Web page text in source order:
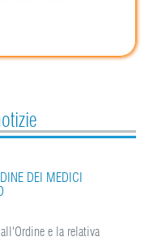
DEI MEDICI
e la relativa